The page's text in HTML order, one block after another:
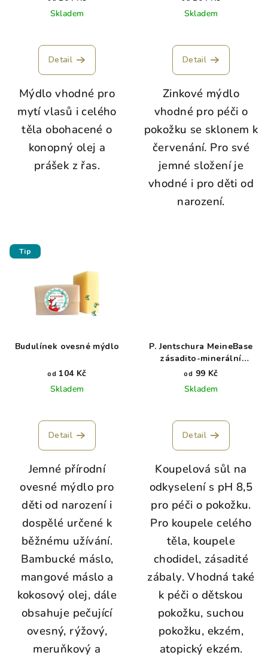
Skladem
Detail
Mýdlo vhodné pro
mytí vlasů i celého
těla obohacené o
konopný olej a
prášek z řas.
Skladem
Detail
Zinkové mýdlo
vhodné pro péči o
pokožku se sklonem k
červenání. Pro své
jemné složení je
vhodné i pro děti od
narození.
Tip
Budulínek ovesné mýdlo
od 104 Kč
Skladem
Detail
Jemné přírodní
ovesné mýdlo pro
děti od narození i
dospělé určené k
běžnému užívání.
Bambucké máslo,
mangové máslo a
kokosový olej, dále
obsahuje pečující
ovesný, rýžový,
meruňkový a
P. Jentschura MeineBase
zásadito-minerální
koupelová sůl
od 99 Kč
Skladem
Detail
Koupelová sůl na
odkyselení s pH 8,5
pro péči o pokožku.
Pro koupele celého
těla, koupele
chodidel, zásadité
zábaly. Vhodná také
k péči o dětskou
pokožku, suchou
pokožku, ekzém,
atopický ekzém.